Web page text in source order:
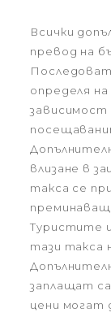
Всички
превод на
определя
влизане в
такса се
Туристите
тази такса
заплащат
цени могат